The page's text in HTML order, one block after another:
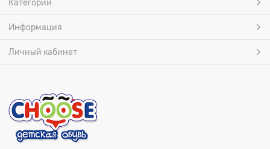
Категории
Информация
Личный кабинет